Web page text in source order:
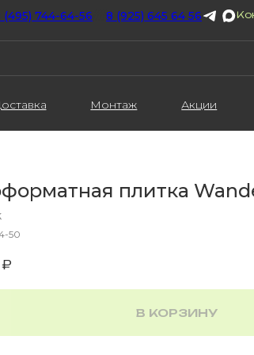
(495) 744-64-56 8 (925) 645 64 56
Монтаж Акции
плитка
50
₽
В КОРЗИНУ